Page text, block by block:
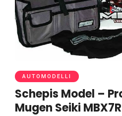
AUTOMODELLI
Schepis Model –
Mugen Seiki